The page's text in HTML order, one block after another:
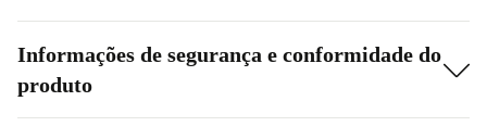
Informações de segurança e conformidade do
produto